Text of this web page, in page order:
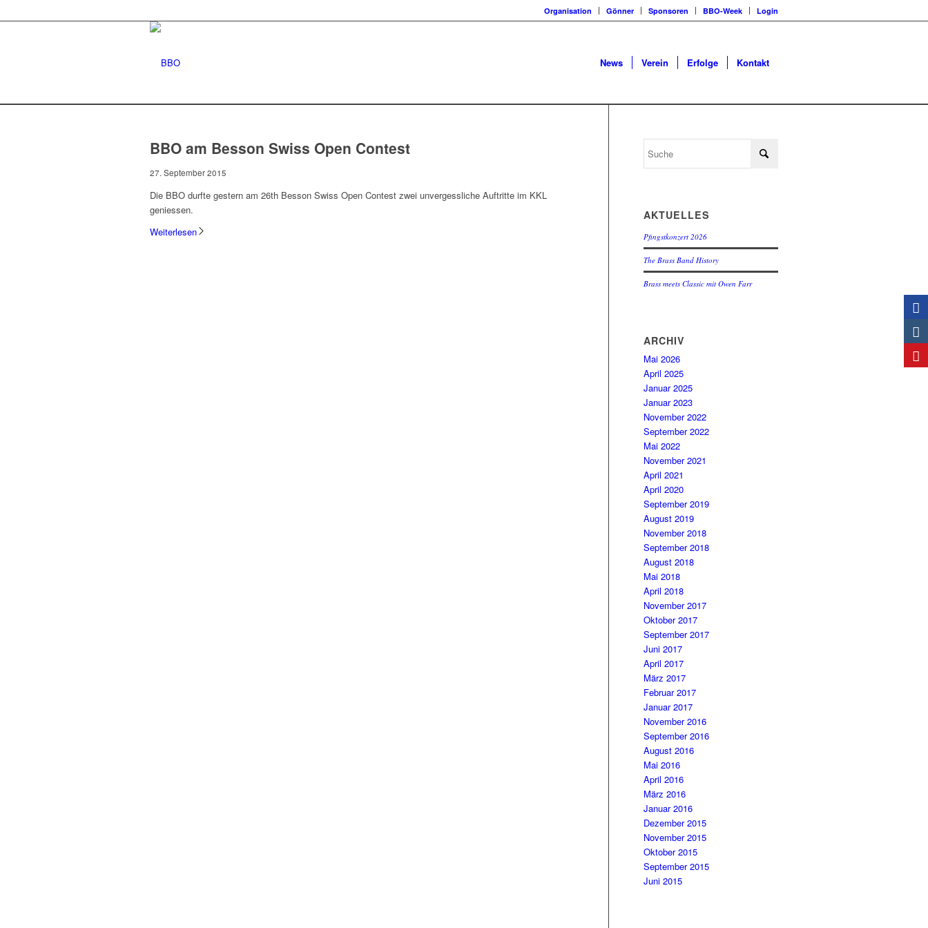
Organisation Gönner Sponsoren BBO-Week Login
News Verein Erfolge Kontakt
BBO am Besson Swiss Open Contest
27. September 2015
Die BBO durfte gestern am 26th Besson Swiss Open Contest zwei unvergessliche Auftritte im KKL
geniessen.
Weiterlesen
AKTUELLES
Pfingstkonzert 2026
The Brass Band History
Brass meets Classic mit Owen Farr
ARCHIV
Mai 2026
April 2025
Januar 2025
Januar 2023
November 2022
September 2022
Mai 2022
November 2021
April 2021
April 2020
September 2019
August 2019
November 2018
September 2018
August 2018
Mai 2018
April 2018
November 2017
Oktober 2017
September 2017
Juni 2017
April 2017
März 2017
Februar 2017
Januar 2017
November 2016
September 2016
August 2016
Mai 2016
April 2016
März 2016
Januar 2016
Dezember 2015
November 2015
Oktober 2015
September 2015
Juni 2015